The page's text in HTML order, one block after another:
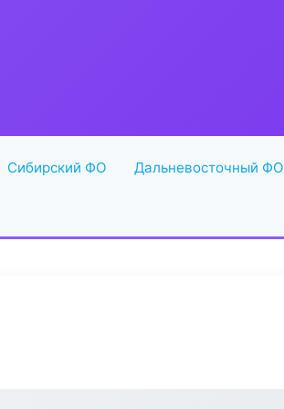
Сибирский ФО Дальневосточный ФО